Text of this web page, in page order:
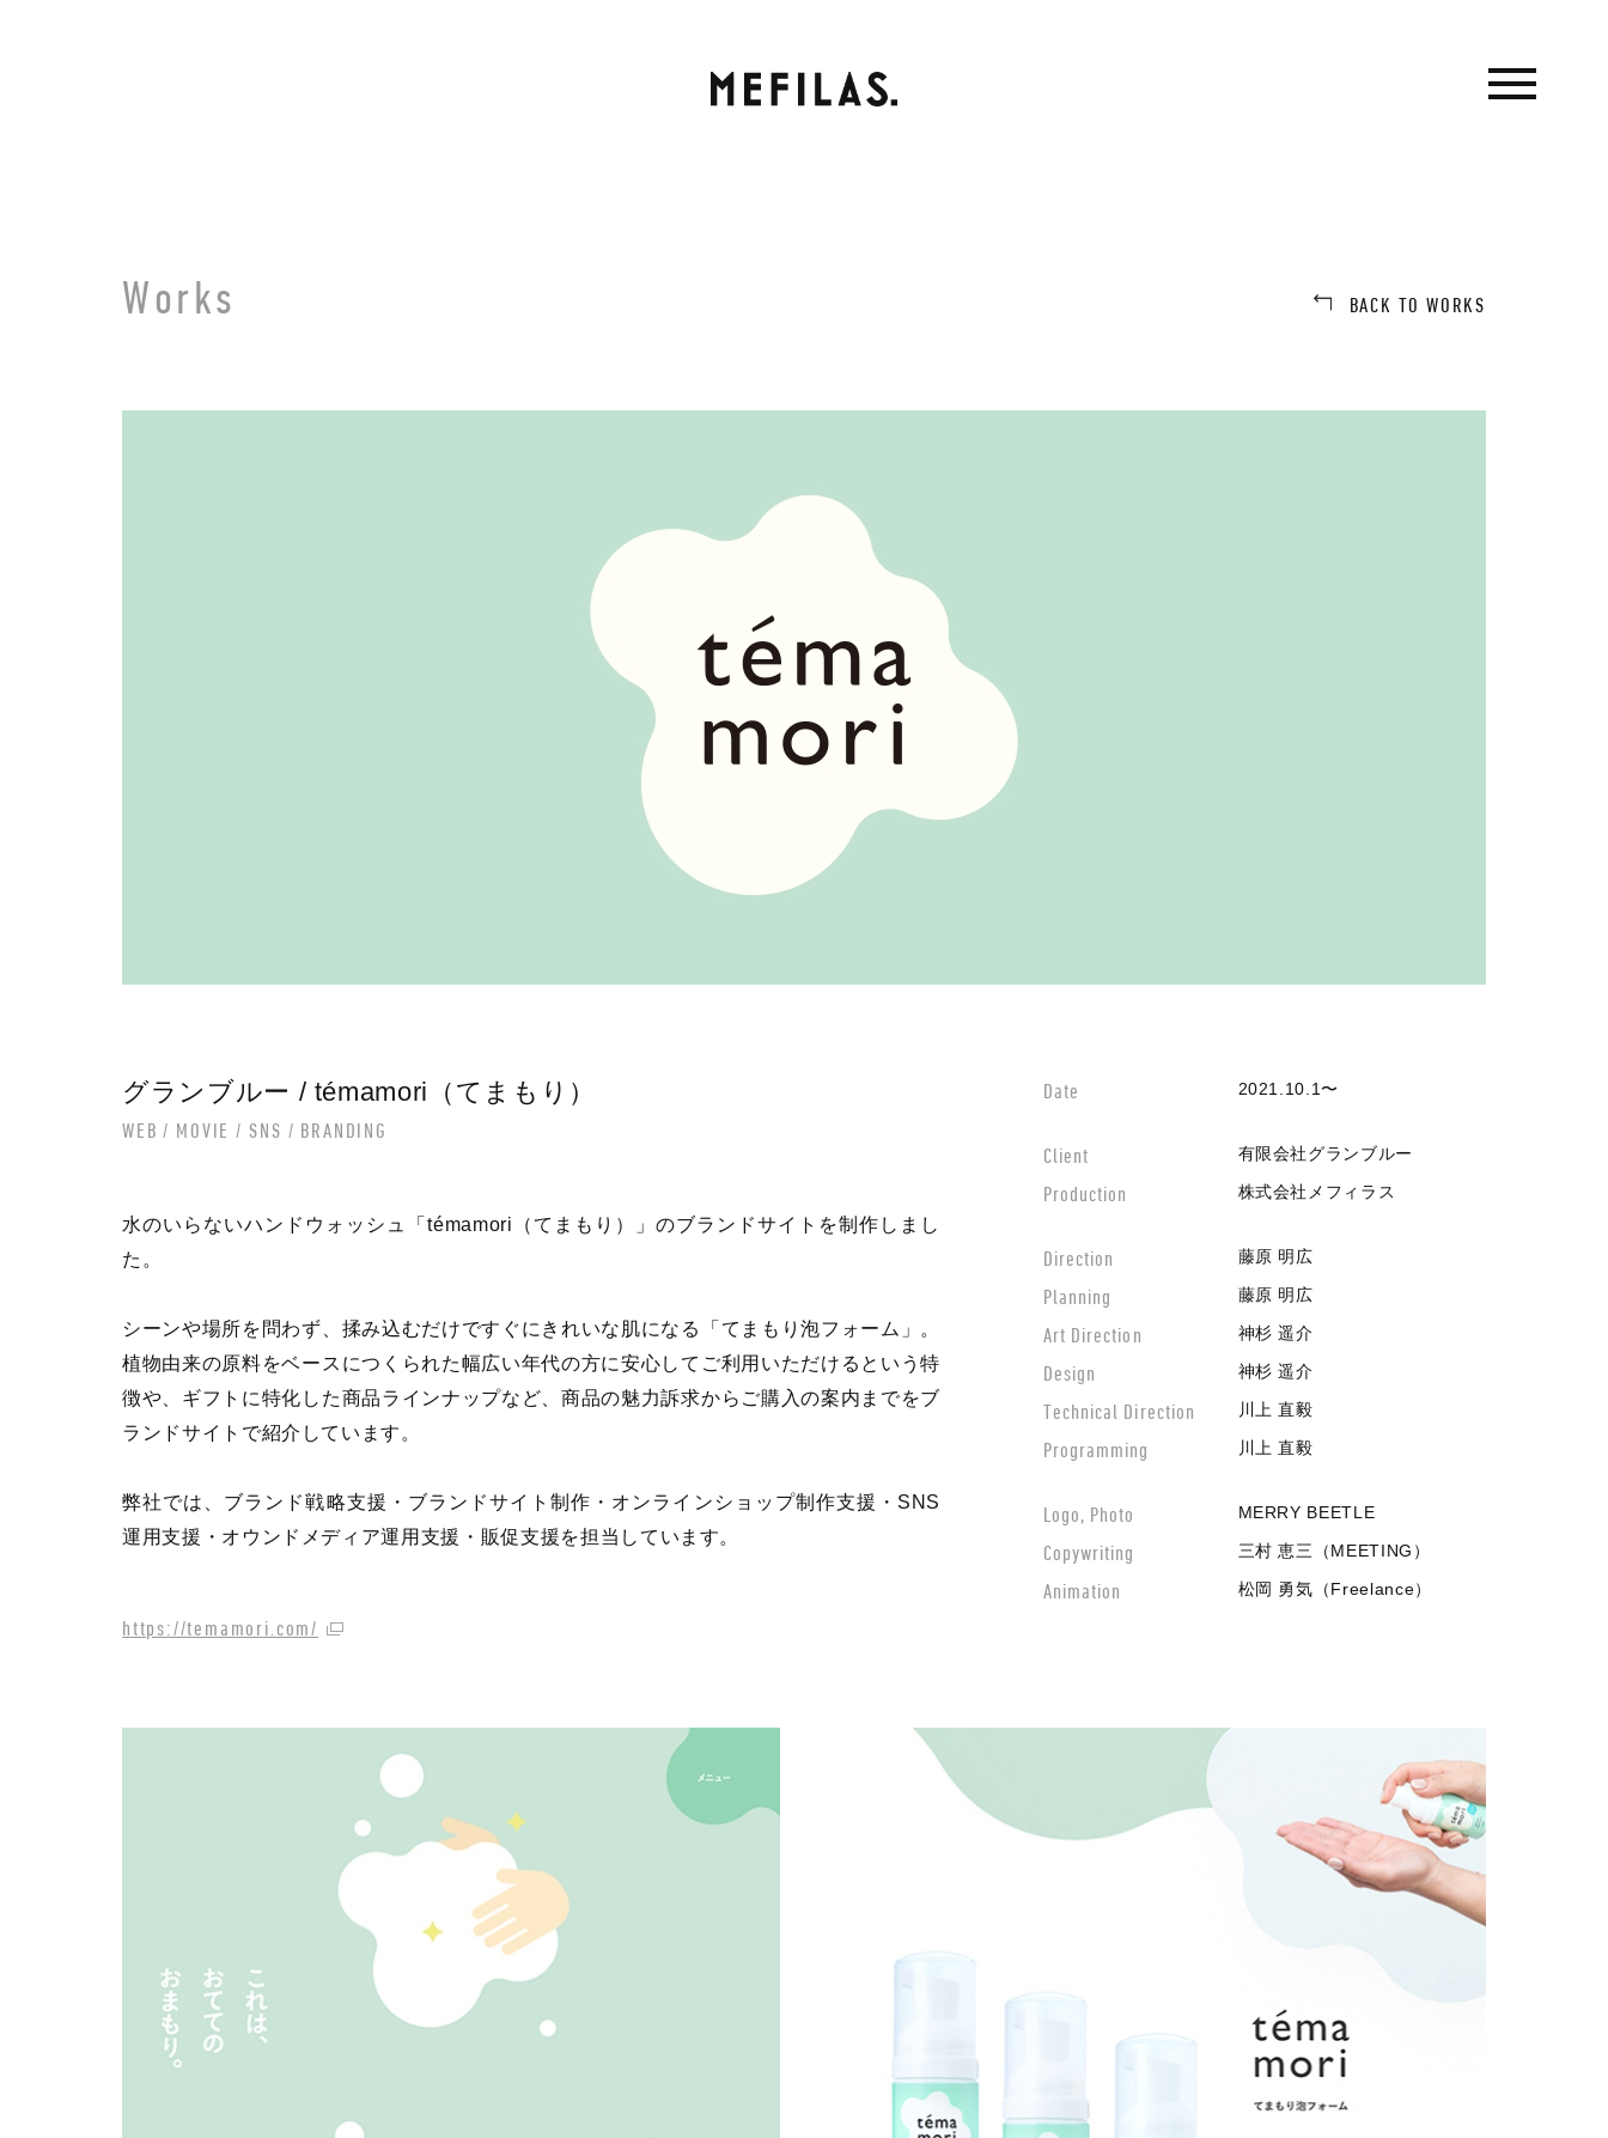
Works BACK TO WORKS
グランブルー / témamori（てまもり）
WEB MOVIE SNS BRANDING
水のいらないハンドウォッシュ「témamori（てまもり）」のブランドサイトを制作しまし
た。
シーンや場所を問わず、揉み込むだけですぐにきれいな肌になる「てまもり泡フォーム」。
植物由来の原料をベースにつくられた幅広い年代の方に安心してご利用いただけるという特
徴や、ギフトに特化した商品ラインナップなど、商品の魅力訴求からご購入の案内までをブ
ランドサイトで紹介しています。
弊社では、ブランド戦略支援・ブランドサイト制作・オンラインショップ制作支援・SNS
運用支援・オウンドメディア運用支援・販促支援を担当しています。
https://temamori.com/
Date 2021.10.1〜
Client 有限会社グランブルー
Production 株式会社メフィラス
Direction 藤原 明広
Planning 藤原 明広
Art Direction 神杉 遥介
Design 神杉 遥介
Technical Direction 川上 直毅
Programming 川上 直毅
Logo, Photo MERRY BEETLE
Copywriting 三村 恵三（MEETING）
Animation 松岡 勇気（Freelance）